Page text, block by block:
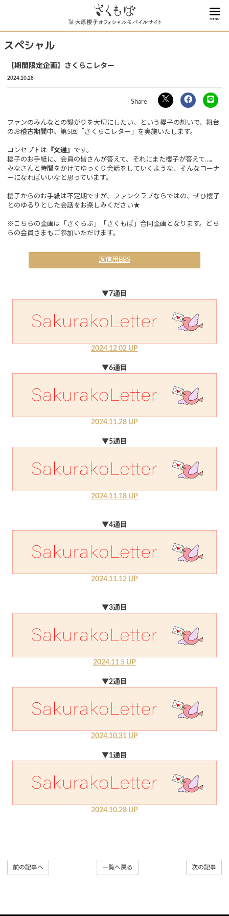
MENU
スペシャル
【期間限定企画】さくらこレター
2024.10.28
ファンのみんなとの繋がりを大切にしたい、という櫻子の想いで、舞台
のお稽古期間中、第5回「さくらこレター」を実施いたします。
コンセプトは 『文通』 です。
櫻子のお手紙に、会員の皆さんが答えて、それにまた櫻子が答えて…。
みなさんと時間をかけてゆっくり会話をしていくような、そんなコーナ
ーになればいいなと思っています。
櫻子からのお手紙は不定期ですが、ファンクラブならではの、ぜひ櫻子
とのゆるりとした会話をお楽しみください★
※こちらの企画は「さくらぶ」「さくもば」合同企画となります。どち
らの会員さまもご参加いただけます。
返信用BBS
▼7通目
2024.12.02 UP
▼6通目
2024.11.28 UP
▼5通目
2024.11.18 UP
▼4通目
2024.11.12 UP
▼3通目
2024.11.5 UP
▼2通目
2024.10.31 UP
▼1通目
2024.10.28 UP
前の記事へ 一覧へ戻る 次の記事